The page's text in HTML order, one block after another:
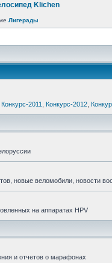
Klichen
Лигерады
Конкурс-2011 Конкурс-2012
новые веломобили, новости
на аппаратах HPV
и отчетов о марафонах